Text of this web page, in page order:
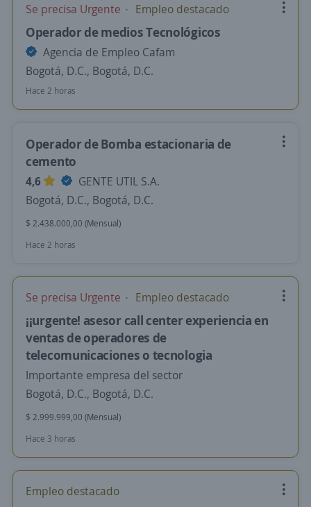
Se precisa Urgente Empleo destacado
Operador de medios Tecnológicos
Agencia de Empleo Cafam
Bogotá, D.C., Bogotá, D.C.
Hace 2 horas
Operador de Bomba estacionaria de
cemento
4,6
GENTE UTIL S.A.
Bogotá, D.C., Bogotá, D.C.
$ 2.438.000,00 (Mensual)
Hace 2 horas
Se precisa Urgente Empleo destacado
¡¡urgente! asesor call center experiencia en
ventas de operadores de
telecomunicaciones o tecnologia
Importante empresa del sector
Bogotá, D.C., Bogotá, D.C.
$ 2.999.999,00 (Mensual)
Hace 3 horas
Empleo destacado